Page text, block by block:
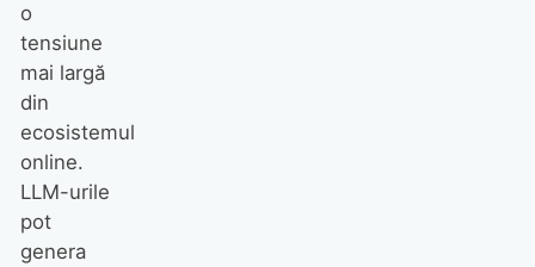
o
tensiune
mai largă
din
ecosistemul
online.
LLM-urile
pot
genera